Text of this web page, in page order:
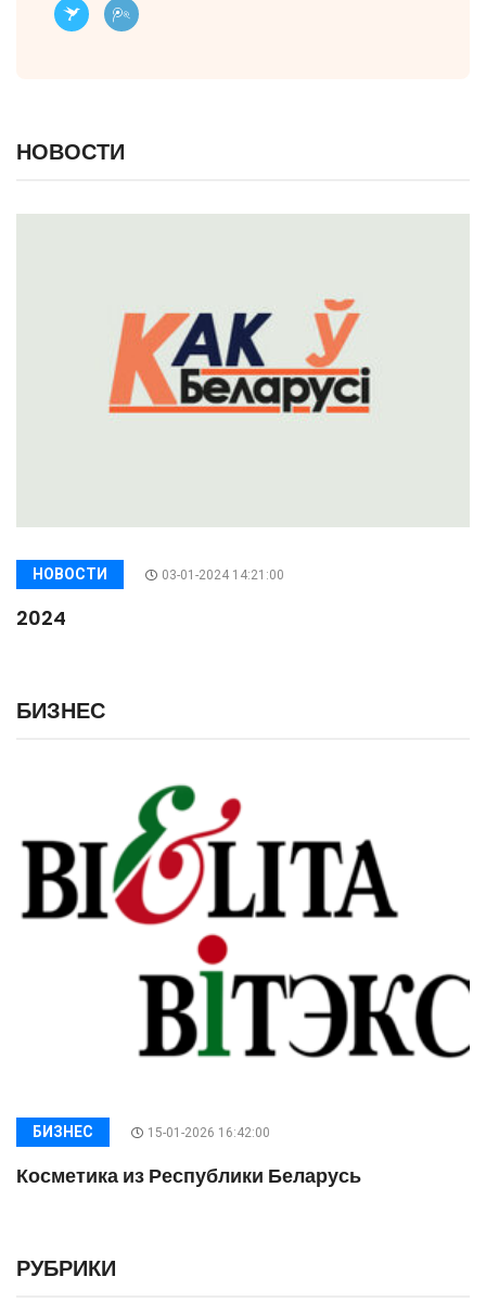
НОВОСТИ
НОВОСТИ 03-01-2024 14:21:00
2024
БИЗНЕС
БИЗНЕС 15-01-2026 16:42:00
Косметика из Республики Беларусь
РУБРИКИ